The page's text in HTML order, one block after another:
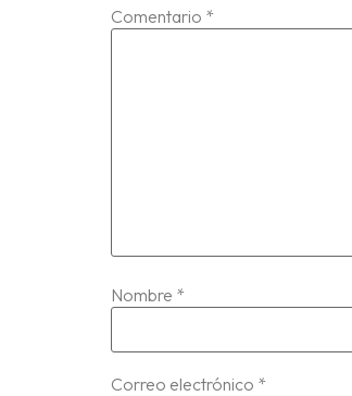
Comentario *
Nombre *
Correo electrónico *